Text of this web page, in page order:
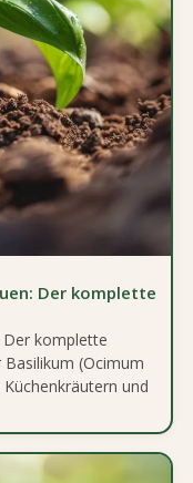
Der komplette
Der komplette
(Ocimum
und